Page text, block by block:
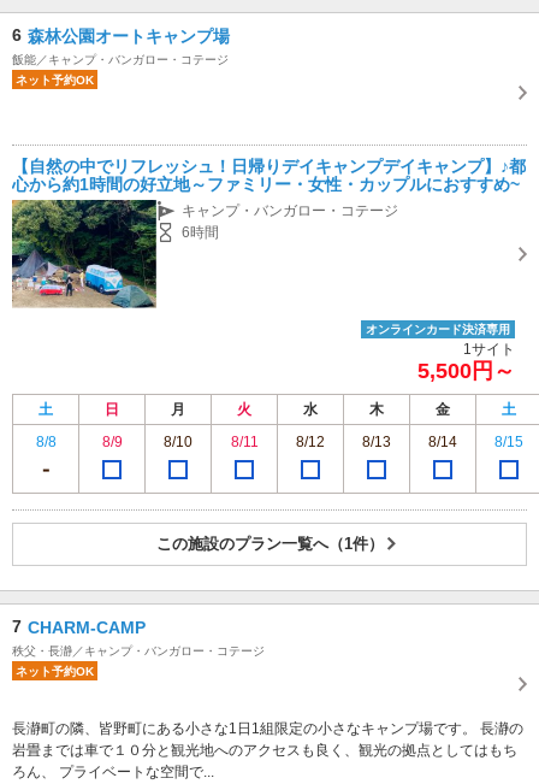
6 森林公園オートキャンプ場
飯能／キャンプ・バンガロー・コテージ
ネット予約OK
【自然の中でリフレッシュ！日帰りデイキャンプデイキャンプ】♪都
心から約1時間の好立地～ファミリー・女性・カップルにおすすめ~
キャンプ・バンガロー・コテージ
6時間
オンラインカード決済専用
1サイト
5,500円～
土 日 月 火 水 木 金
土
8/8
8/9 8/10 8/11 8/12 8/13 8/14 8/15
この施設のプラン一覧へ（1件）
7 CHARM-CAMP
秩父・長瀞／キャンプ・バンガロー・コテージ
ネット予約OK
長瀞町の隣、皆野町にある小さな1日1組限定の小さなキャンプ場です。 長瀞の
岩畳までは車で１０分と観光地へのアクセスも良く、観光の拠点としてはもち
ろん、 プライベートな空間で...